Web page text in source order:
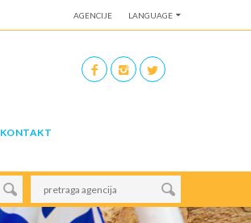
AGENCIJE LANGUAGE
KONTAKT